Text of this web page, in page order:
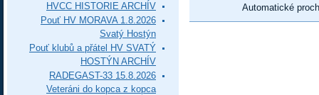
Automatické
HVCC HISTORIE ARCHÍV
Pouť HV MORAVA 1.8.2026
Svatý Hostýn
Pouť klubů a přátel HV SVATÝ
HOSTÝN ARCHÍV
RADEGAST-33 15.8.2026
Veteráni do kopca z kopca